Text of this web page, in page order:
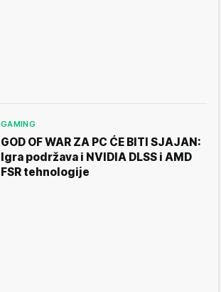
GAMING
GOD OF WAR ZA PC ĆE BITI SJAJAN:
Igra podržava i NVIDIA DLSS i AMD
FSR tehnologije